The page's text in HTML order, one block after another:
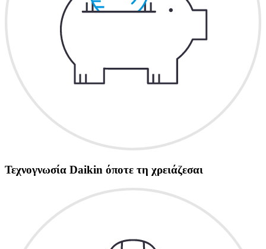
Τεχνογνωσία Daikin όποτε τη χρειάζεσαι